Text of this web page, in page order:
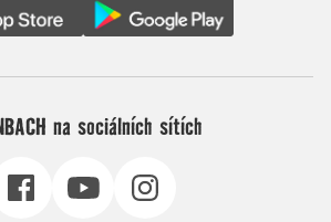
na sociálních sítích